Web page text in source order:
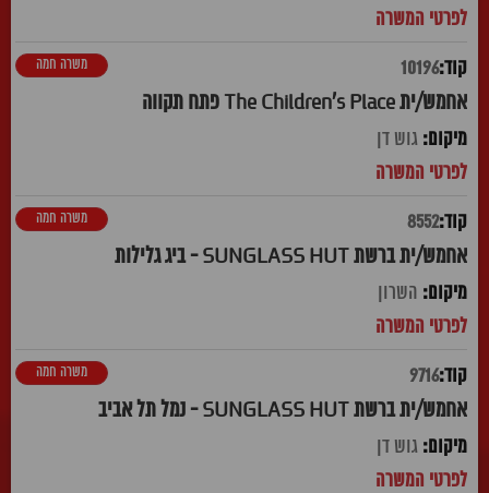
10196
אחמש/ית The Children's Place פתח תקווה
משרה חמה
גוש דן
8552
אחמש/ית ברשת SUNGLASS HUT - ביג גלילות
משרה חמה
השרון
9716
אחמש/ית ברשת SUNGLASS HUT - נמל תל אביב
משרה חמה
גוש דן